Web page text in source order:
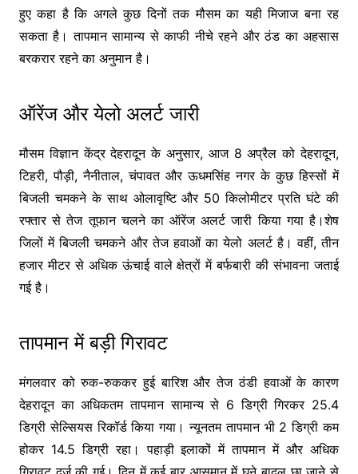
हुए कहा है कि अगले कुछ दिनों तक मौसम का यही मिजाज बना रह
सकता है। तापमान सामान्य से काफी नीचे रहने और ठंड का अहसास
बरकरार रहने का अनुमान है।
ऑरेंज और येलो अलर्ट जारी
मौसम विज्ञान केंद्र देहरादून के अनुसार, आज 8 अप्रैल को देहरादून,
टिहरी, पौड़ी, नैनीताल, चंपावत और ऊधमसिंह नगर के कुछ हिस्सों में
बिजली चमकने के साथ ओलावृष्टि और 50 किलोमीटर प्रति घंटे की
रफ्तार से तेज तूफान चलने का ऑरेंज अलर्ट जारी किया गया है।शेष
जिलों में बिजली चमकने और तेज हवाओं का येलो अलर्ट है। वहीं, तीन
हजार मीटर से अधिक ऊंचाई वाले क्षेत्रों में बर्फबारी की संभावना जताई
गई है।
तापमान में बड़ी गिरावट
मंगलवार को रुक-रुककर हुई बारिश और तेज ठंडी हवाओं के कारण
देहरादून का अधिकतम तापमान सामान्य से 6 डिग्री गिरकर 25.4
डिग्री सेल्सियस रिकॉर्ड किया गया। न्यूनतम तापमान भी 2 डिग्री कम
होकर 14.5 डिग्री रहा। पहाड़ी इलाकों में तापमान में और अधिक